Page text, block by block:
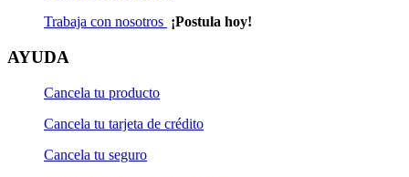
Trabaja con nosotros ¡Postula hoy!
AYUDA
Cancela tu producto
Cancela tu tarjeta de crédito
Cancela tu seguro